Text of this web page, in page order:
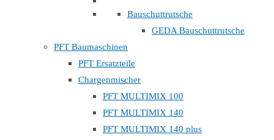
Bauschuttrutsche
GEDA Bauschuttrutsche
PFT Baumaschinen
PFT Ersatzteile
Chargenmischer
PFT MULTIMIX 100
PFT MULTIMIX 140
PFT MULTIMIX 140 plus